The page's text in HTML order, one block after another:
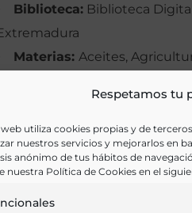
Respetamos tu
web utiliza cookies propias y de
nuestros servicios y mejorarlos en
anónimo de tus hábitos de
nuestra Política de Cookies en el
Biblioteca: Biblioteca
Materias: Aceites,
Castellano
Ir a versión